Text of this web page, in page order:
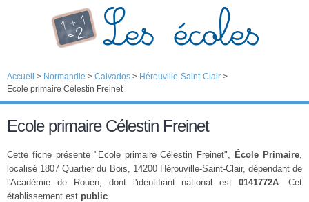
Accueil > Normandie > Calvados > Hérouville-Saint-Clair >
Ecole primaire Célestin Freinet
Ecole primaire Célestin Freinet
Cette fiche présente "Ecole primaire Célestin Freinet", École Primaire,
localisé 1807 Quartier du Bois, 14200 Hérouville-Saint-Clair, dépendant de
l'Académie de Rouen, dont l'identifiant national est0141772A. Cet
établissement est public.